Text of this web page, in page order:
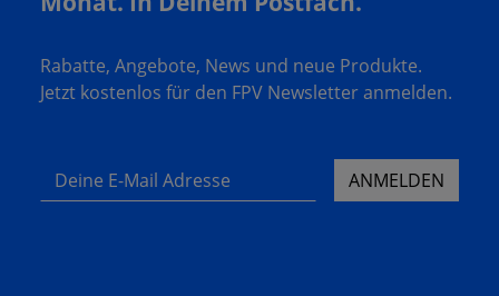
Rabatte, Angebote, News und neue Produkte.
Jetzt kostenlos für den FPV Newsletter anmelden.
Deine E-Mail Adresse ANMELDEN